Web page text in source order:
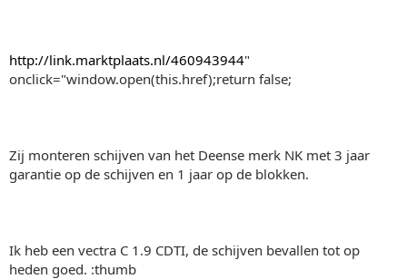
http://link.marktplaats.nl/460943944"
onclick="window.open(this.href);return false;
Zij monteren schijven van het Deense merk NK met 3 jaar
garantie op de schijven en 1 jaar op de blokken.
Ik heb een vectra C 1.9 CDTI, de schijven bevallen tot op
heden goed. :thumb